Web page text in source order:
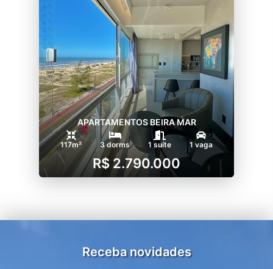
APARTAMENTOS BEIRA MAR
117m² 3 dorms 1 suíte 1 vaga
R$ 2.790.000
Receba novidades